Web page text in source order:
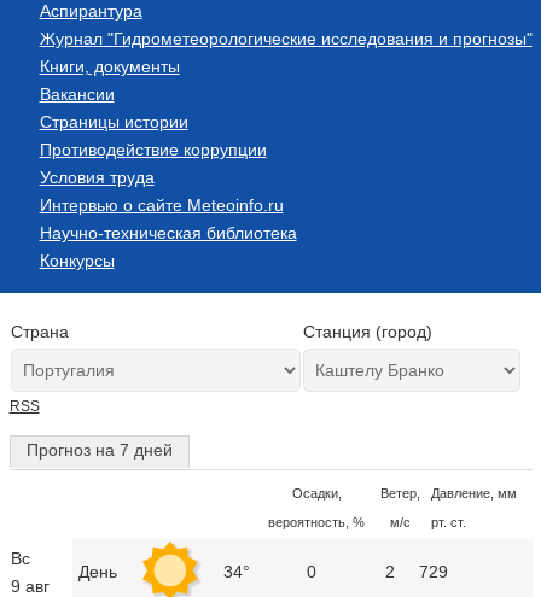
Аспирантура
Журнал "Гидрометеорологические исследования и прогнозы"
Книги, документы
Вакансии
Страницы истории
Противодействие коррупции
Условия труда
Интервью о сайте Meteoinfo.ru
Научно-техническая библиотека
Конкурсы
Страна Станция (город)
RSS
Прогноз на 7 дней
Осадки,
вероятность, %
Ветер,
м/с
Давление, мм
рт. ст.
Вс
9 авг
День 34° 0 2 729